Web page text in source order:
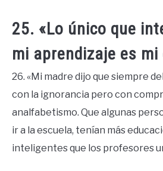
25. «Lo único que
mi aprendizaje es mi
26. «Mi madre dijo que siempre
con la ignorancia pero con
analfabetismo. Que algunas
ir a la escuela, tenían más
inteligentes que los profesores